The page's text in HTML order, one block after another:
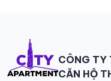
CÔNG TY
CĂN HỘ